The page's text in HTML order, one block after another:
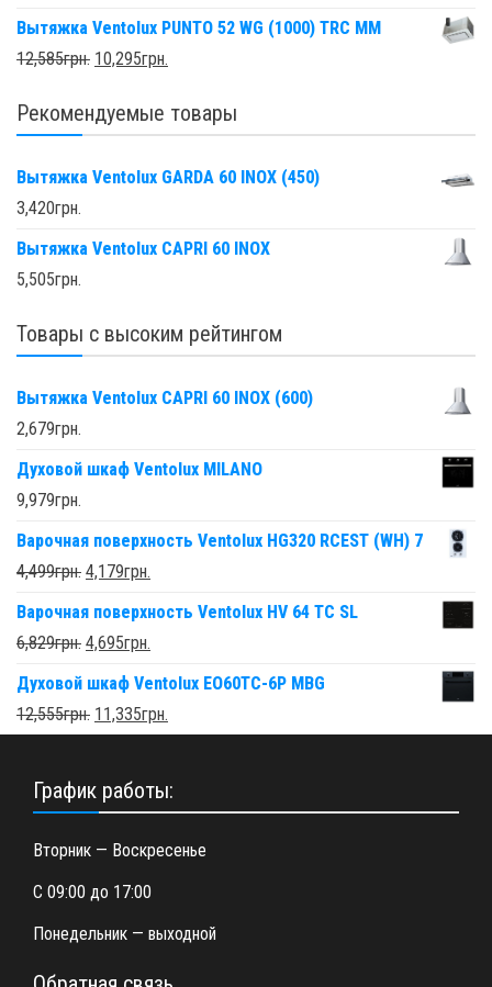
Вытяжка Ventolux PUNTO 52 WG (1000) TRC MM
12,585грн. 10,295грн.
Рекомендуемые товары
Вытяжка Ventolux GARDA 60 INOX (450)
3,420грн.
Вытяжка Ventolux CAPRI 60 INOX
5,505грн.
Товары с высоким рейтингом
Вытяжка Ventolux CAPRI 60 INOX (600)
2,679грн.
Духовой шкаф Ventolux MILANO
9,979грн.
Варочная поверхность Ventolux HG320 RCEST (WH) 7
4,499грн. 4,179грн.
Варочная поверхность Ventolux HV 64 TC SL
6,829грн. 4,695грн.
Духовой шкаф Ventolux EO60TC-6P MBG
12,555грн. 11,335грн.
График работы:
Вторник — Воскресенье
С 09:00 до 17:00
Понедельник — выходной